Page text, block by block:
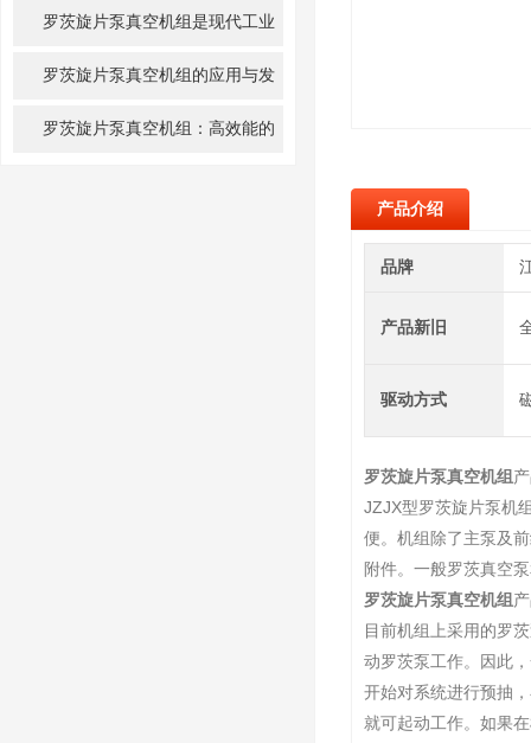
秘！罗茨旋片泵真空机组是现代工业
中的高效排气解决方案
罗茨旋片泵真空机组的应用与发
罗茨旋片泵真空机组：高效能的
产品介绍
品牌
产品新旧
驱动方式
罗茨旋片泵真空机组
JZJX型罗茨旋片泵机
便。机组除了主泵及
附件。一般罗茨真空
罗茨旋片泵真空机组
目前机组上采用的罗
动罗茨泵工作。因此
开始对系统进行预抽
就可起动工作。如果